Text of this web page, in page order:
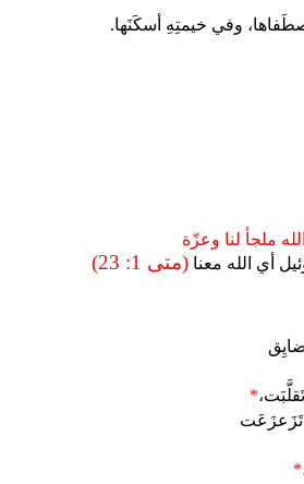
وفي خيمتِهِ أسكَنَها.
الله ملجأ لنا وعزّة
أي الله معنا(متى 1: 23)
*
تَزَعزَعَت
*